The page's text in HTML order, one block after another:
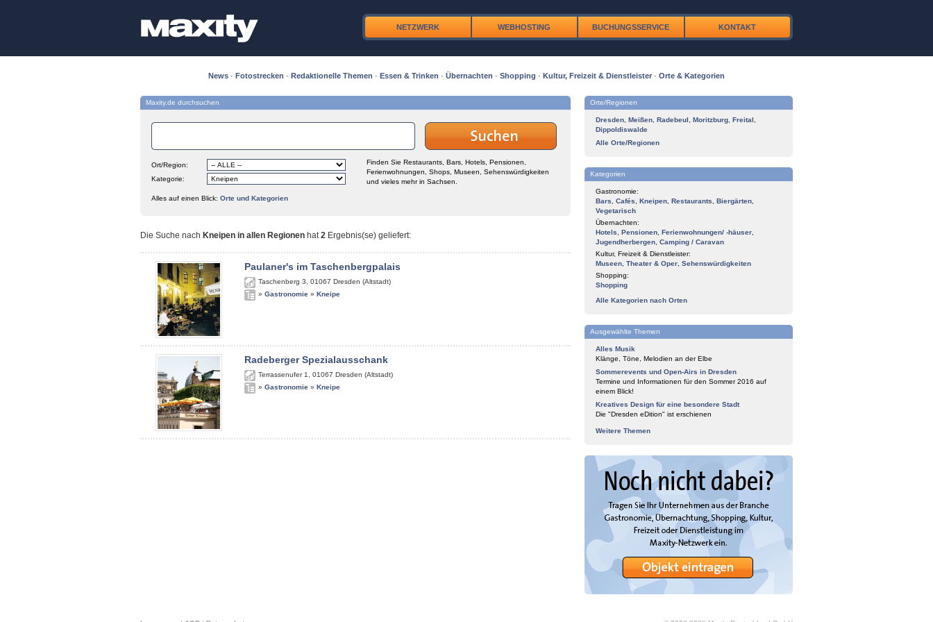
NETZWERK WEBHOSTING BUCHUNGSSERVICE KONTAKT
News · Fotostrecken · Redaktionelle Themen · Essen & Trinken · Übernachten · Shopping · Kultur, Freizeit & Dienstleister · Orte & Kategorien
Maxity.de durchsuchen
Ort/Region:
Kategorie:
Finden Sie Restaurants, Bars, Hotels, Pensionen,
Ferienwohnungen, Shops, Museen, Sehenswürdigkeiten
und vieles mehr in Sachsen.
Alles auf einen Blick: Orte und Kategorien
Die Suche nach Kneipen in allen Regionen hat2 Ergebnis(se) geliefert:
Paulaner's im Taschenbergpalais
Taschenberg 3 01067 Dresden (Altstadt)
» Gastronomie » Kneipe
Radeberger Spezialausschank
Terrassenufer 1 01067 Dresden (Altstadt)
» Gastronomie » Kneipe
Orte/Regionen
Dresden Meißen Radebeul Moritzburg Freital
Dippoldiswalde
Alle Orte/Regionen
Kategorien
Gastronomie:
Bars
Cafés Kneipen Restaurants Biergärten
Vegetarisch
Übernachten:
Hotels
Pensionen Ferienwohnungen/ -häuser
Jugendherbergen Camping / Caravan
Kultur, Freizeit & Dienstleister:
Museen Theater & Oper Sehenswürdigkeiten
Shopping:
Shopping
Alle Kategorien nach Orten
Ausgewählte Themen
Alles Musik
Klänge, Töne, Melodien an der Elbe
Sommerevents und Open-Airs in Dresden
Termine und Informationen für den Sommer 2016 auf
einem Blick!
Kreatives Design für eine besondere Stadt
Die "Dresden eDition" ist erschienen
Weitere Themen